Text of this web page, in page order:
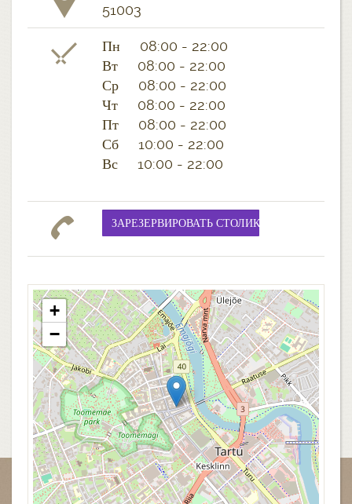
51003
Пн 08:00 - 22:00
Вт 08:00 - 22:00
Ср 08:00 - 22:00
Чт 08:00 - 22:00
Пт 08:00 - 22:00
Сб 10:00 - 22:00
Вс 10:00 - 22:00
+
−